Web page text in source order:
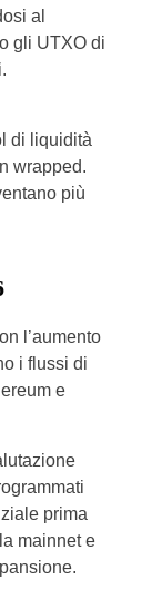
al
gli UTXO di
di liquidità
wrapped.
più
l’aumento
i flussi di
e
prima
mainnet e